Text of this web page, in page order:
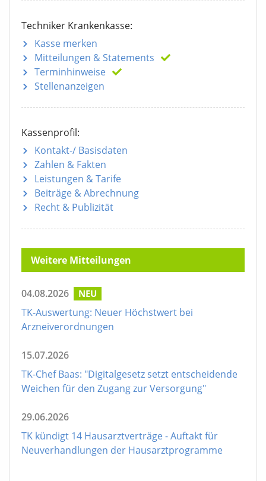
Techniker Krankenkasse:
Kasse merken
Mitteilungen & Statements
Terminhinweise
Stellenanzeigen
Kassenprofil:
Kontakt-/ Basisdaten
Zahlen & Fakten
Leistungen & Tarife
Beiträge & Abrechnung
Recht & Publizität
Weitere Mitteilungen
04.08.2026 NEU
TK-Auswertung: Neuer Höchstwert bei
Arzneiverordnungen
15.07.2026
TK-Chef Baas: "Digitalgesetz setzt entscheidende
Weichen für den Zugang zur Versorgung"
29.06.2026
TK kündigt 14 Hausarztverträge - Auftakt für
Neuverhandlungen der Hausarztprogramme